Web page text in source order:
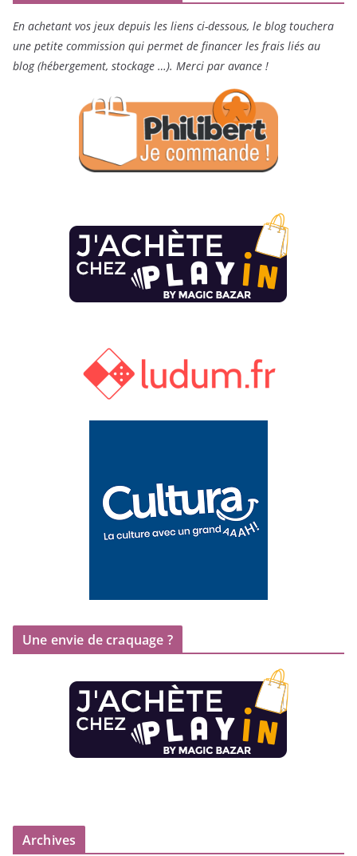
En achetant vos jeux depuis les liens ci-dessous, le blog touchera
une petite commission qui permet de financer les frais liés au
blog (hébergement, stockage …). Merci par avance !
Une envie de craquage ?
Archives